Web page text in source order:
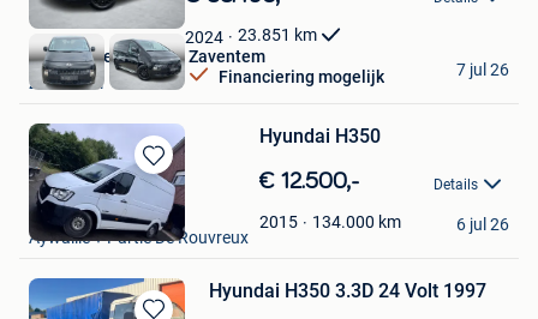
Mijn
Favorieten2024 23.851 km
Financiering mogelijk
Van Mossel Hyundai Zaventem
Zaventem
7 jul 26
Bewaren
in
Mijn
Favorieten
Hyundai H350
€ 12.500,- Details
2015 134.000 km
Geo
Aywaille + Partie De Rouvreux
6 jul 26
Hyundai H350 3.3D 24 Volt 1997